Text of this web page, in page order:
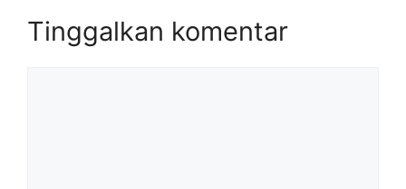
Tinggalkan komentar